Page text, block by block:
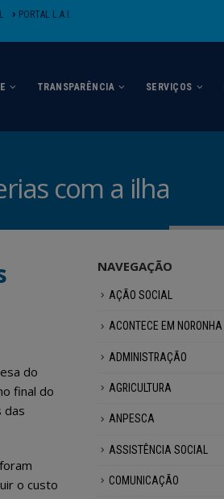
PORTAL L.A.I.
TRANSPARÊNCIA SERVIÇOS
com a ilha
do
final do
das
o custo
NAVEGAÇÃO
AÇÃO SOCIAL
ACONTECE EM NORONHA
ADMINISTRAÇÃO
AGRICULTURA
ANPESCA
ASSISTÊNCIA SOCIAL
COMUNICAÇÃO